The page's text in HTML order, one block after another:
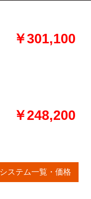
￥301,100
￥248,200
ステム一覧・価格